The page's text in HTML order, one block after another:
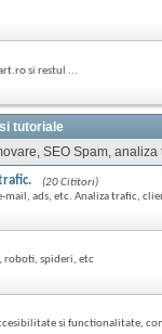
si restul ...
tutoriale
SEO Spam,
(20 Cititori)
mail, ads, etc. Analiza trafic,
roboti, spideri, etc
si functionalitate,